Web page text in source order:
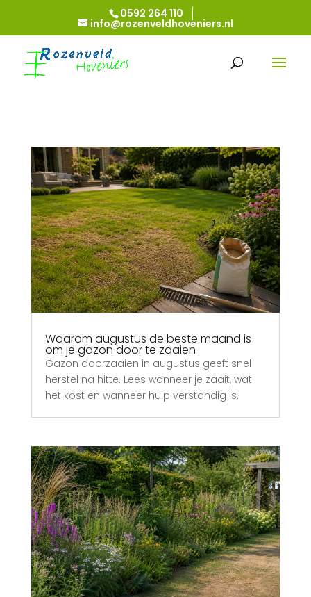
0592 264 110
info@rozenveldhoveniers.nl
Waarom augustus de beste maand is
om je gazon door te zaaien
Gazon doorzaaien in augustus geeft snel
herstel na hitte. Lees wanneer je zaait, wat
het kost en wanneer hulp verstandig is.